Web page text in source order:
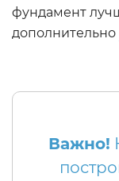
фундамент
дополнительно
Важно!